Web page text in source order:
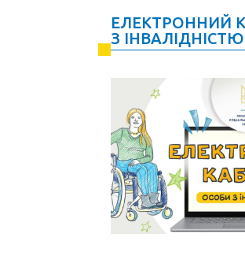
ЕЛЕКТРОННИЙ
З ІНВАЛІДНІСТЮ